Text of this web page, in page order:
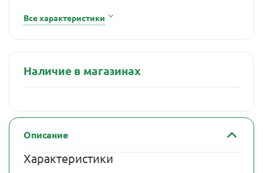
Все характеристики
Наличие в магазинах
Описание
Характеристики